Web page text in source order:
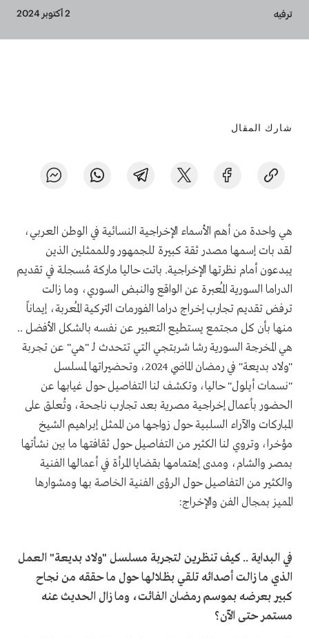
Breadcrumb
ترفيه 2 أكتوبر 2024
شارك المقال
هي واحدة من أهم الأسماء الإخراجية النسائية في الوطن العربي،
لقد بات إسمها مصدر ثقة كبيرة للجمهور وللممثلين الذين
يبدعون أمام نظرتها الإخراجية. باتت حاليا ماركة مُسجلة في تقديم
الدراما السورية المُعبرة عن الواقع والنبض السوري، وما زالت
ترفض تقديم تجارب إخراج دراما الفورمات التركية المُعربة، إيماناً
منها بأن كل مجتمع يستطيع التعبير عن نفسه بالشكل الأفضل ..
هي المخرجة السورية رشا شربتجي التي تتحدث لـ "هي" عن تجربة
"ولاد بديعة" في رمضان الماضي 2024، وتحضيراتها لمسلسل
"نسمات أيلول" حاليا، وتكشف لنا التفاصيل حول غيابها عن
الحضور بأعمال إخراجية مصرية بعد تجارب ناجحة، وتُعلق على
المباركات والآراء السلبية حول زواجها من الممثل إبراهيم الشيخ
مؤخرا، وتروي لنا الكثير من التفاصيل حول ثقافتها ما بين نشأتها
بمصر والشام، ومدى إهتمامها بقضايا المرأة في أعمالها الفنية
والكثير من التفاصيل حول الرؤى الفنية الخاصة بها ومشوارها
المميز بمجال الفن والإخراج:
في البداية .. كيف تنظرين لتجربة مسلسل "ولاد بديعة" العمل
الذي ما زالت أصدائه تلقي بظلالها حول ما حققه من نجاح
كبير بعرضه بموسم رمضان الفائت، وما زال الحديث عنه
مستمر حتى الآن؟